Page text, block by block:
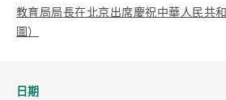
教育局局長在北京出席慶祝中華人民共
圖）
日期